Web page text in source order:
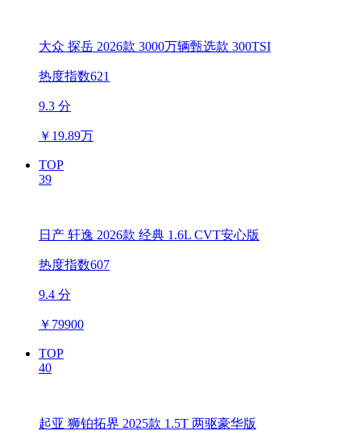
大众 探岳 2026款 3000万辆甄选款 300TSI
热度指数621
9.3 分
￥ 19.89万
TOP
39
日产 轩逸 2026款 经典 1.6L CVT安心版
热度指数607
9.4 分
￥ 79900
TOP
40
起亚 狮铂拓界 2025款 1.5T 两驱豪华版